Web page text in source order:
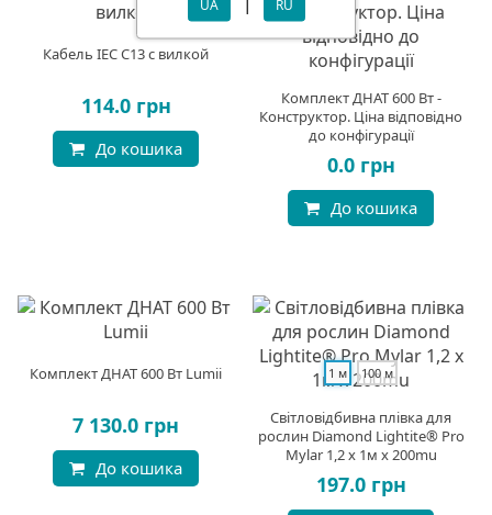
UA RU
Кабель IEC C13 с вилкой
114.0 грн
До кошика
Комплект ДНАТ 600 Вт -
Конструктор. Ціна відповідно
до конфігурації
0.0 грн
До кошика
Комплект ДНАТ 600 Вт Lumii
7 130.0 грн
До кошика
1 м 100 м
Світловідбивна плівка для
рослин Diamond Lightite® Pro
Mylar 1,2 х 1м x 200mu
197.0 грн